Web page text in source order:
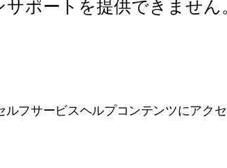
ポートを提供できません
フサービスヘルプコンテンツにアク